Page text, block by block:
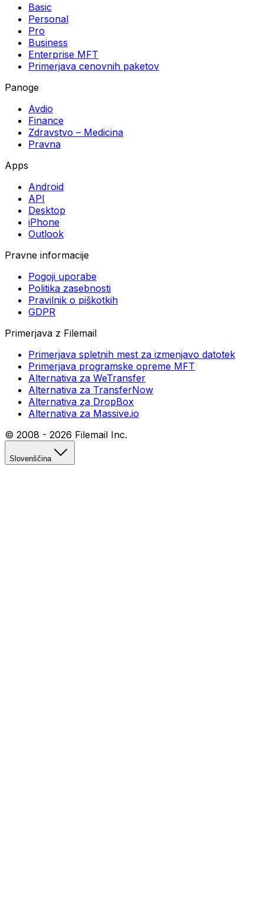
Basic
Personal
Pro
Business
Enterprise MFT
Primerjava cenovnih paketov
Panoge
Avdio
Finance
Zdravstvo – Medicina
Pravna
Apps
Android
API
Desktop
iPhone
Outlook
Pravne informacije
Pogoji uporabe
Politika zasebnosti
Pravilnik o piškotkih
GDPR
Primerjava z Filemail
Primerjava spletnih mest za izmenjavo datotek
Primerjava programske opreme MFT
Alternativa za WeTransfer
Alternativa za TransferNow
Alternativa za DropBox
Alternativa za Massive.io
© 2008 - 2026 Filemail Inc.
Slovenščina